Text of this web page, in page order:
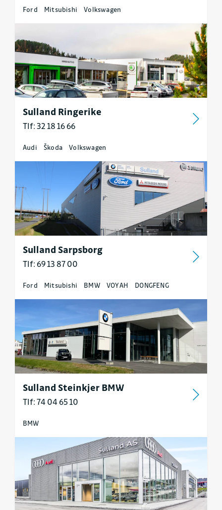
Ford Mitsubishi Volkswagen
Sulland Ringerike
Tlf: 32 18 16 66
Audi Škoda Volkswagen
Sulland Sarpsborg
Tlf: 69 13 87 00
Ford Mitsubishi BMW VOYAH DONGFENG
Sulland Steinkjer BMW
Tlf: 74 04 65 10
BMW